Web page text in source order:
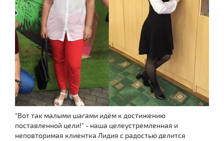
"Вот так малыми шагами идём к достижению
поставленной цели!" - наша целеустремленная и
неповторимая клиентка Лидия с радостью делится